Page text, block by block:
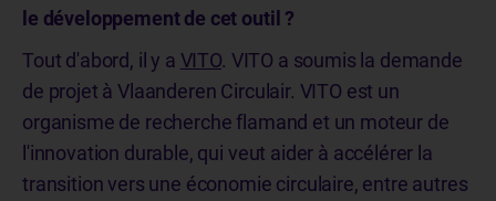
le développement de cet outil ?
Tout d'abord, il y a VITO. VITO a soumis la demande
de projet à Vlaanderen Circulair. VITO est un
organisme de recherche flamand et un moteur de
l'innovation durable, qui veut aider à accélérer la
transition vers une économie circulaire, entre autres